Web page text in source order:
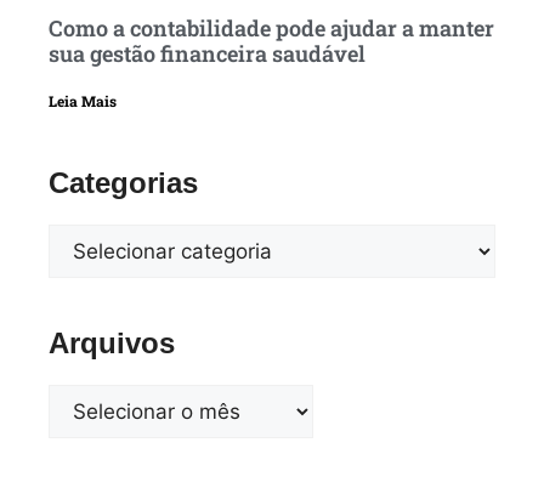
Como a contabilidade pode ajudar a manter
sua gestão financeira saudável
Leia Mais
Categorias
Arquivos